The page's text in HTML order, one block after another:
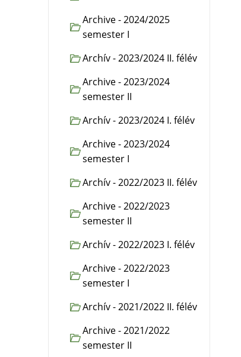
Archive - 2024/2025
semester I
Archív - 2023/2024 II. félév
Archive - 2023/2024
semester II
Archív - 2023/2024 I. félév
Archive - 2023/2024
semester I
Archív - 2022/2023 II. félév
Archive - 2022/2023
semester II
Archív - 2022/2023 I. félév
Archive - 2022/2023
semester I
Archív - 2021/2022 II. félév
Archive - 2021/2022
semester II